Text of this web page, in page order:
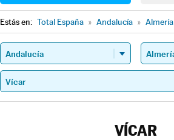
Estás en: Total España » Andalucía » Almería
VÍCAR